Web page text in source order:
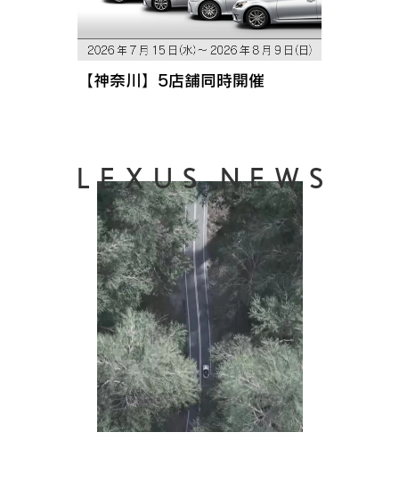
【神奈川】5店舗同時開催
LEXUS NEWS